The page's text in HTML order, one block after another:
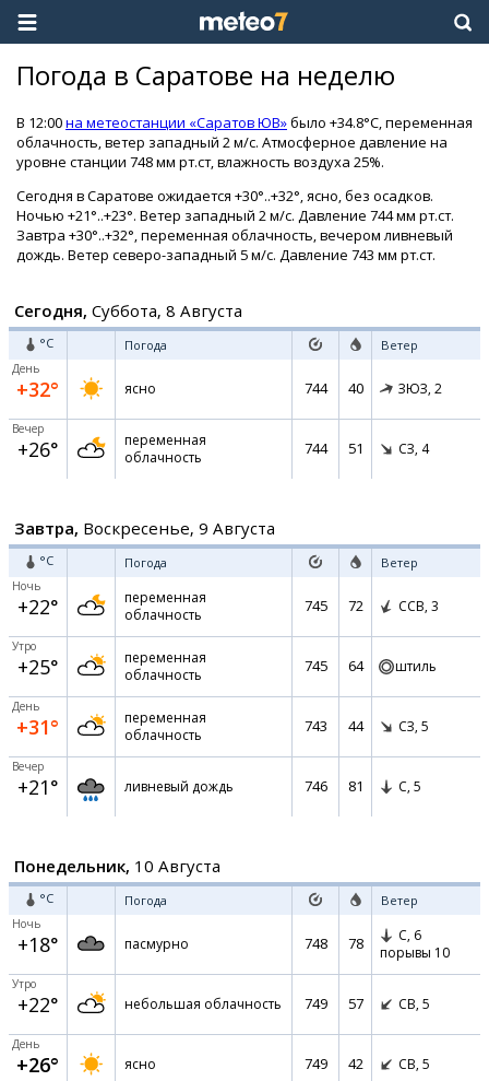
Погода в Саратове на неделю
В 12:00на метеостанции «Саратов ЮВ»было +34.8°C, переменная
облачность, ветер западный 2 м/с. Атмосферное давление на
уровне станции 748 мм рт.ст, влажность воздуха 25%.
Сегодня в Саратове ожидается +30°..+32°, ясно, без осадков.
Ночью +21°..+23°. Ветер западный 2 м/с. Давление 744 мм рт.ст.
Завтра +30°..+32°, переменная облачность, вечером ливневый
дождь. Ветер северо-западный 5 м/с. Давление 743 мм рт.ст.
Сегодня, Суббота, 8 Августа
°C Погода Ветер
День
+32° ясно 744 40 ЗЮЗ, 2
Вечер
+26°
переменная
облачность
744 51 СЗ, 4
Завтра, Воскресенье, 9 Августа
°C Погода Ветер
Ночь
+22°
переменная
облачность
745 72 ССВ, 3
Утро
+25°
переменная
облачность
745 64 штиль
День
+31°
переменная
облачность
743 44 СЗ, 5
Вечер
+21° ливневый дождь 746 81 С, 5
Понедельник, 10 Августа
°C Погода Ветер
Ночь
+18° пасмурно 748 78 С, 6
порывы 10
Утро
+22° небольшая облачность 749 57 СВ, 5
День
+26° ясно 749 42 СВ, 5